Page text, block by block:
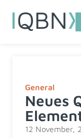
General
Neues
12 November,